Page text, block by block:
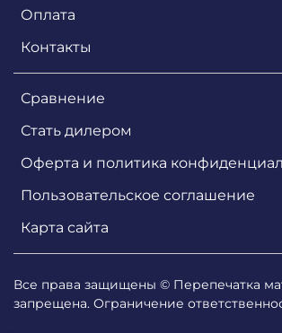
Оплата
Контакты
Сравнение
Стать дилером
Оферта и политика
Пользовательское соглашение
Карта сайта
Все права защищены © Перепечатка
запрещена. Ограничение